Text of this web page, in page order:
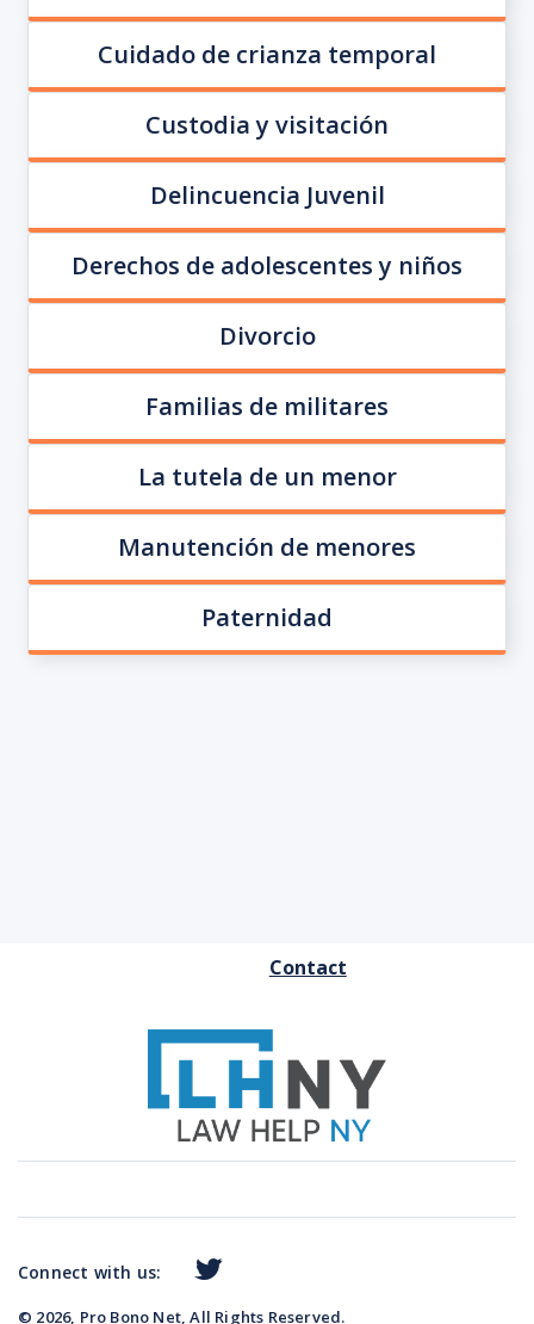
Cuidado de crianza temporal
Custodia y visitación
Delincuencia Juvenil
Derechos de adolescentes y niños
Divorcio
Familias de militares
La tutela de un menor
Manutención de menores
Paternidad
FOOTERContact
© 2026, Pro Bono Net, All Rights Reserved.
Connect with us: